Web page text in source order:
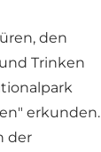
den
Trinken
erkunden.
der